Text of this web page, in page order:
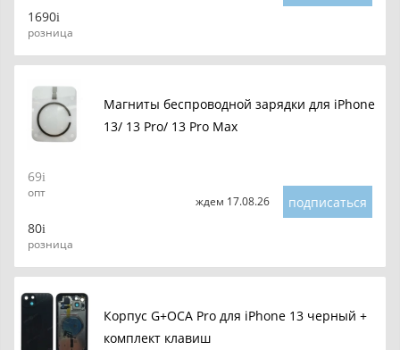
1690
розница
Магниты беспроводной зарядки для iPhone
13/ 13 Pro/ 13 Pro Max
69
опт
80
розница
ждем 17.08.26 подписаться
Корпус G+OCA Pro для iPhone 13 черный +
комплект клавиш